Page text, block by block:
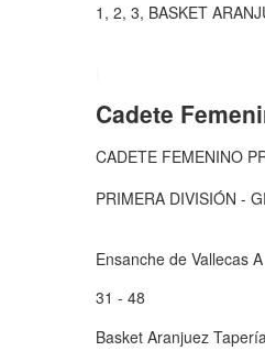
1, 2, 3, BASKET
Cadete
CADETE FEMENINO
PRIMERA DIVISIÓN -
Ensanche de Vallecas A
31 - 48
Basket Aranjuez